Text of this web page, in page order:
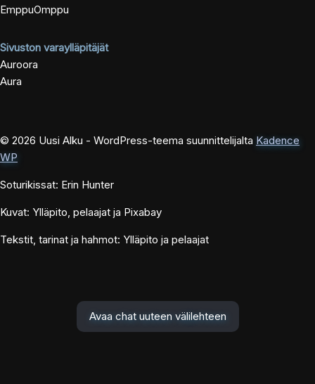
EmppuOmppu
Sivuston varaylläpitäjät
Auroora
Aura
© 2026 Uusi Alku - WordPress-teema suunnittelijalta Kadence
WP
Soturikissat: Erin Hunter
Kuvat: Ylläpito, pelaajat ja Pixabay
Tekstit, tarinat ja hahmot: Ylläpito ja pelaajat
Avaa chat uuteen välilehteen